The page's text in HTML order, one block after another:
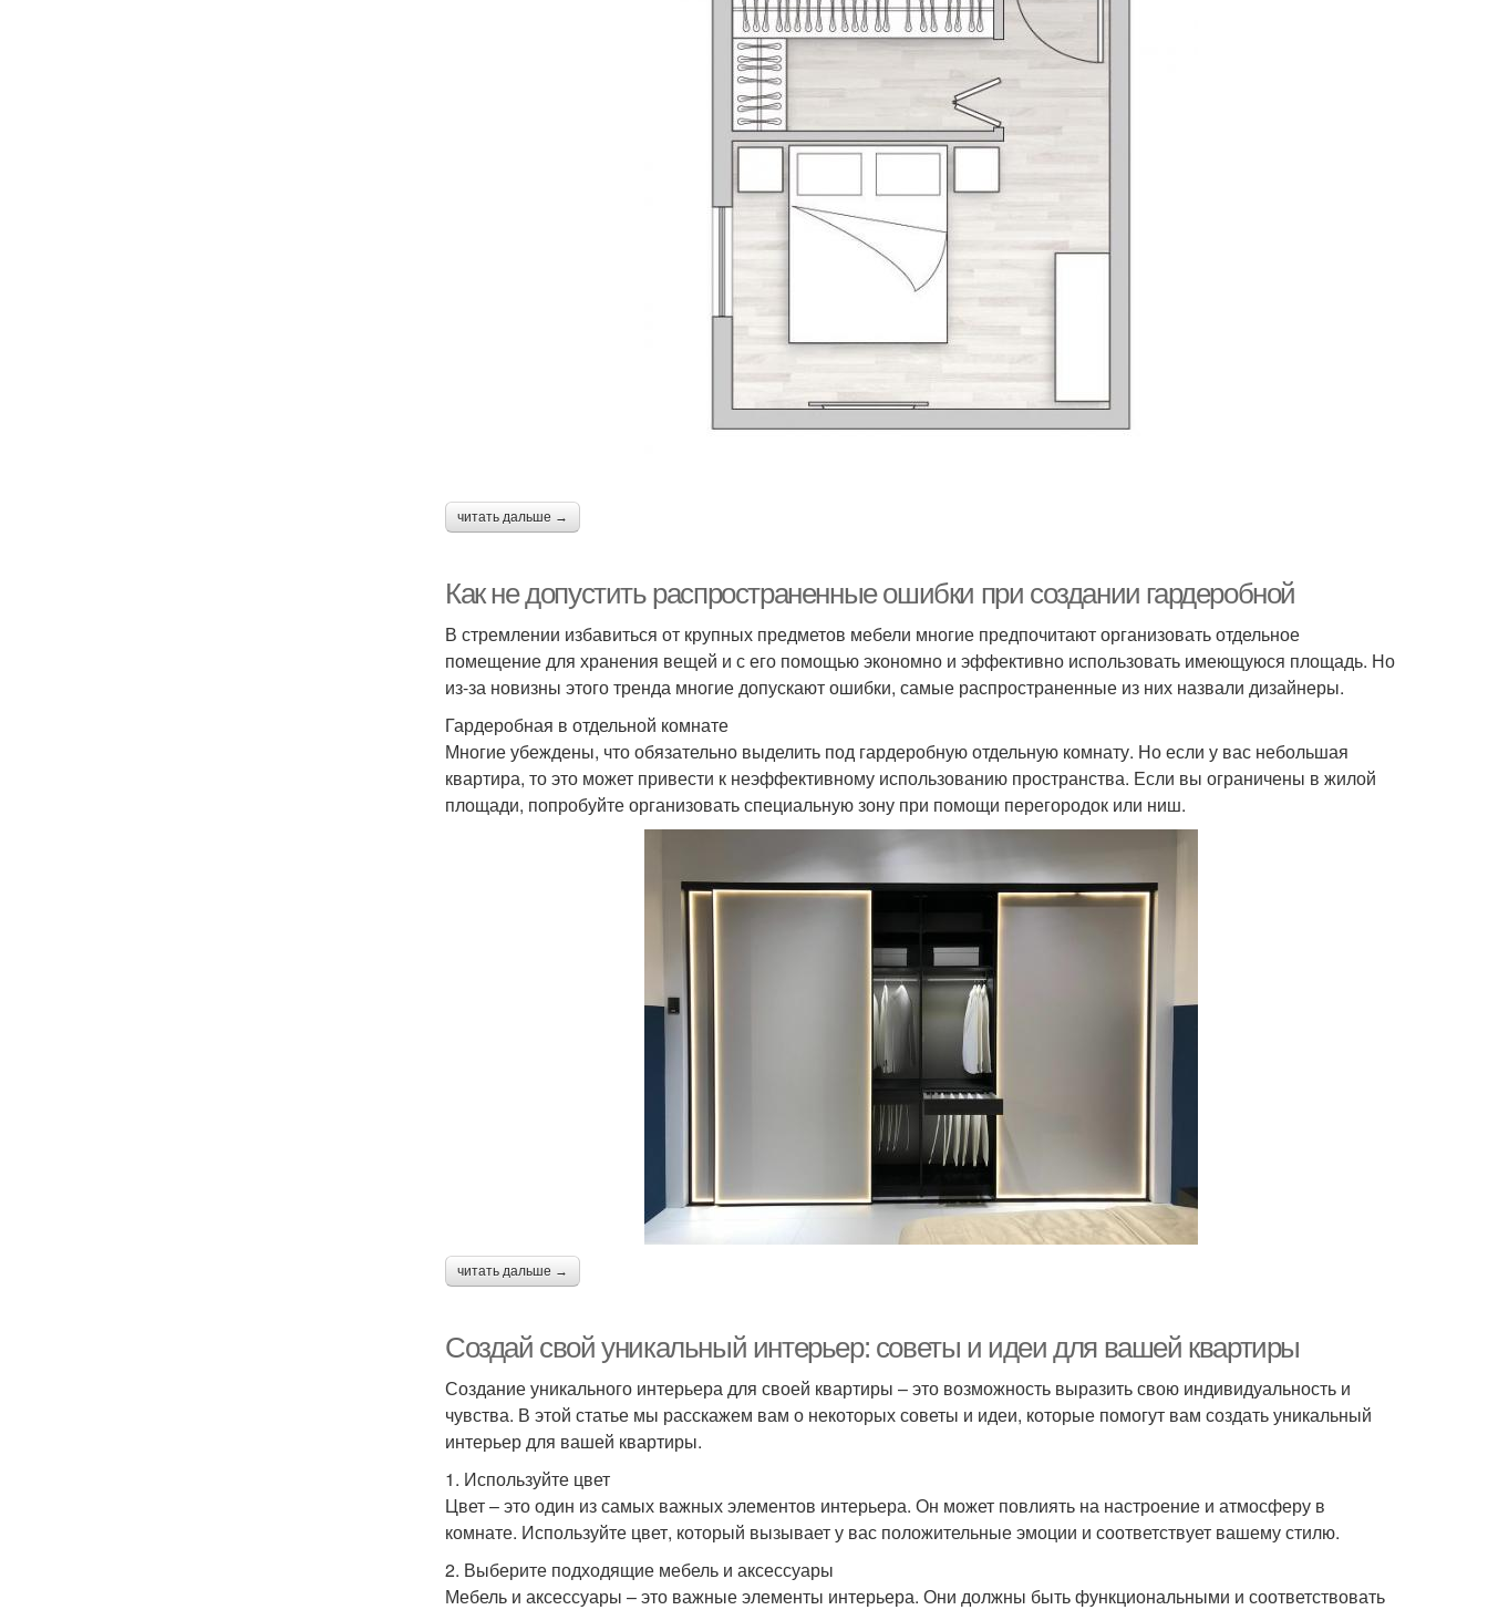
читать дальше →
Как не допустить распространенные ошибки при создании гардеробной
В стремлении избавиться от крупных предметов мебели многие предпочитают организовать отдельное
помещение для хранения вещей и с его помощью экономно и эффективно использовать имеющуюся площадь. Но
из-за новизны этого тренда многие допускают ошибки, самые распространенные из них назвали дизайнеры.
Гардеробная в отдельной комнате
Многие убеждены, что обязательно выделить под гардеробную отдельную комнату. Но если у вас небольшая
квартира, то это может привести к неэффективному использованию пространства. Если вы ограничены в жилой
площади, попробуйте организовать специальную зону при помощи перегородок или ниш.
читать дальше →
Создай свой уникальный интерьер: советы и идеи для вашей квартиры
Создание уникального интерьера для своей квартиры – это возможность выразить свою индивидуальность и
чувства. В этой статье мы расскажем вам о некоторых советы и идеи, которые помогут вам создать уникальный
интерьер для вашей квартиры.
1. Используйте цвет
Цвет – это один из самых важных элементов интерьера. Он может повлиять на настроение и атмосферу в
комнате. Используйте цвет, который вызывает у вас положительные эмоции и соответствует вашему стилю.
2. Выберите подходящие мебель и аксессуары
Мебель и аксессуары – это важные элементы интерьера. Они должны быть функциональными и соответствовать